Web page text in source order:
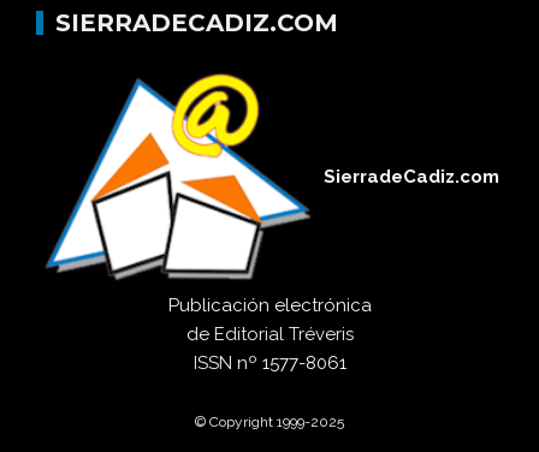
SIERRADECADIZ.COM
SierradeCadiz.com
Publicación electrónica
de Editorial Tréveris
ISSN nº 1577-8061
© Copyright 1999-2025